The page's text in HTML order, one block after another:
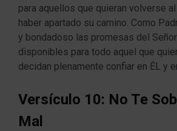
para aquellos que quieran volverse
haber apartado su camino. Como
y bondadoso las promesas del
disponibles para todo aquel que
decidan plenamente confiar en ÉL y
Versículo 10: No Te
Mal